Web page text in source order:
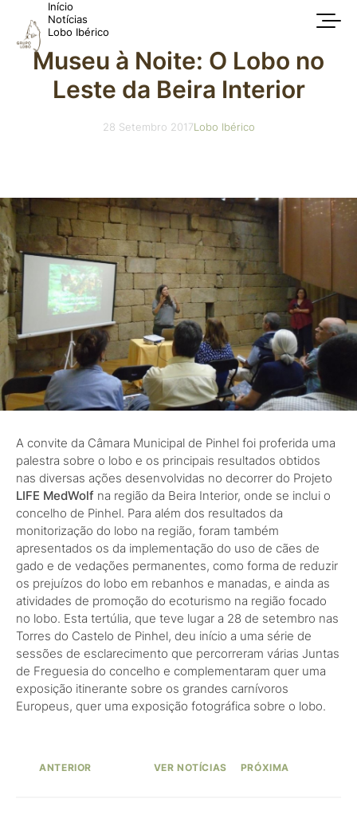
Início
Notícias
Lobo Ibérico
Museu à Noite: O Lobo no
Leste da Beira Interior
28 Setembro 2017Lobo Ibérico
A convite da Câmara Municipal de Pinhel foi proferida uma
palestra sobre o lobo e os principais resultados obtidos
nas diversas ações desenvolvidas no decorrer do Projeto
LIFE MedWolf na região da Beira Interior, onde se inclui o
concelho de Pinhel. Para além dos resultados da
monitorização do lobo na região, foram também
apresentados os da implementação do uso de cães de
gado e de vedações permanentes, como forma de reduzir
os prejuízos do lobo em rebanhos e manadas, e ainda as
atividades de promoção do ecoturismo na região focado
no lobo. Esta tertúlia, que teve lugar a 28 de setembro nas
Torres do Castelo de Pinhel, deu início a uma série de
sessões de esclarecimento que percorreram várias Juntas
de Freguesia do concelho e complementaram quer uma
exposição itinerante sobre os grandes carnívoros
Europeus, quer uma exposição fotográfica sobre o lobo.
ANTERIOR VER NOTÍCIAS PRÓXIMA